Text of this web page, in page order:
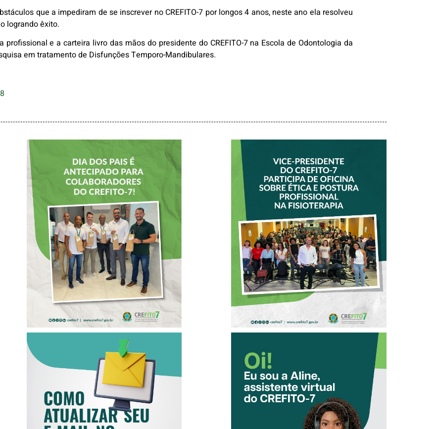
que a impediram de se inscrever no CREFITO-7 por longos 4 anos, neste ano ela resolveu
logrando êxito.
e a carteira livro das mãos do presidente do CREFITO-7 na Escola de Odontologia da
em tratamento de Disfunções Temporo-Mandibulares.
DIA DOS PAIS É
ANTECIPADO
PARA
COLABORADORES
DO CREFITO-7
VICE-PRESIDENTE
DO CREFITO-7
PARTICIPA DE
OFICINA SOBRE
ÉTICA E POSTURA
PROFISSIONAL NA
FISIOTERAPIA
COMO ATUALIZAR
SEU E-MAIL NO
CREFITO-7
CONHEÇA A
‘ALINE’,
ASSISTENTE
VIRTUAL DO